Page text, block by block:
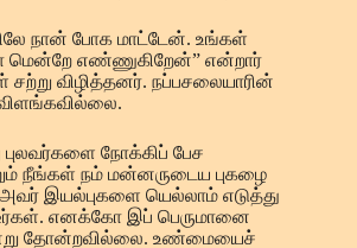
நான் போக மாட்டேன். உங்கள்
மென்றே எண்ணுகிறேன்” என்றார்
சற்று விழித்தனர். நப்பசலையாரின்
நோக்கிப் பேச
நீங்கள் நம் மன்னருடைய புகழை
அவர் இயல்புகளை யெல்லாம் எடுத்து
எனக்கோ இப் பெருமானை
தோன்றவில்லை. உண்மையைச்